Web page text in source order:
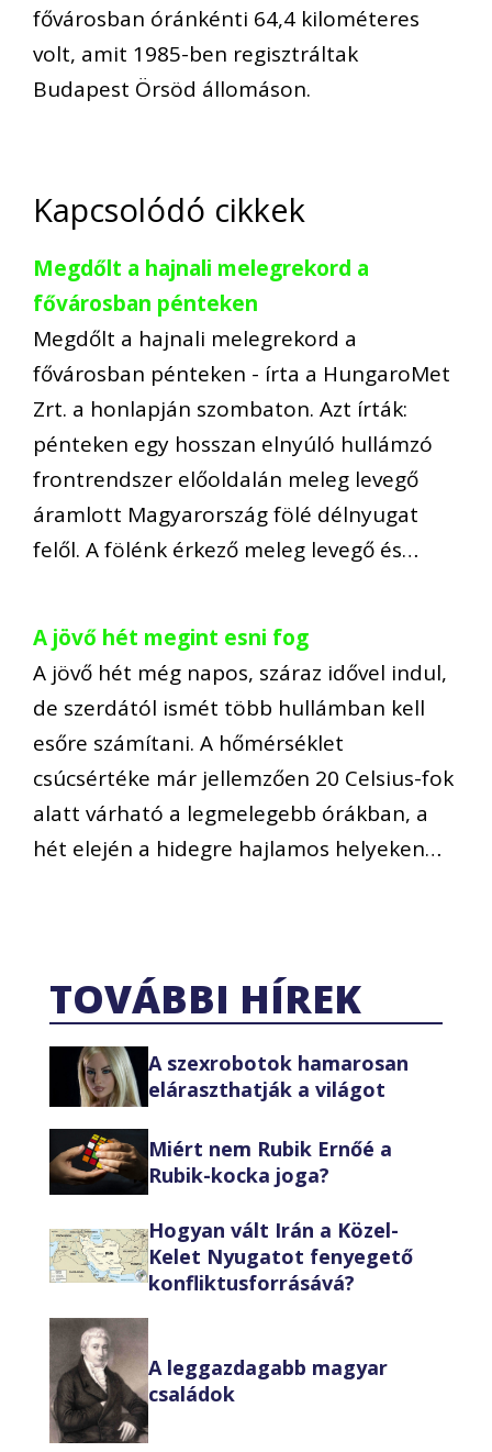
fővárosban óránkénti 64,4 kilométeres
volt, amit 1985-ben regisztráltak
Budapest Örsöd állomáson.
Kapcsolódó cikkek
Megdőlt a hajnali melegrekord a
fővárosban pénteken
Megdőlt a hajnali melegrekord a
fővárosban pénteken - írta a HungaroMet
Zrt. a honlapján szombaton. Azt írták:
pénteken egy hosszan elnyúló hullámzó
frontrendszer előoldalán meleg levegő
áramlott Magyarország fölé délnyugat
felől. A fölénk érkező meleg levegő és…
A jövő hét megint esni fog
A jövő hét még napos, száraz idővel indul,
de szerdától ismét több hullámban kell
esőre számítani. A hőmérséklet
csúcsértéke már jellemzően 20 Celsius-fok
alatt várható a legmelegebb órákban, a
hét elején a hidegre hajlamos helyeken…
TOVÁBBI HÍREK
A szexrobotok hamarosan
eláraszthatják a világot
Miért nem Rubik Ernőé a
Rubik-kocka joga?
Hogyan vált Irán a Közel-
Kelet Nyugatot fenyegető
konfliktusforrásává?
A leggazdagabb magyar
családok